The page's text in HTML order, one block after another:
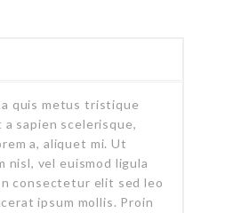
quis metus tristique
sapien scelerisque,
a, aliquet mi. Ut
nisl, vel euismod ligula
consectetur elit sed leo
ipsum mollis. Proin